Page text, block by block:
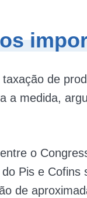
de
a medida,
o
Pis e Cofins
de